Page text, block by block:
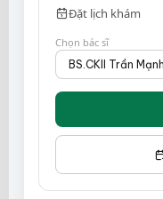
Đặt lịch khám
Chọn bác sĩ